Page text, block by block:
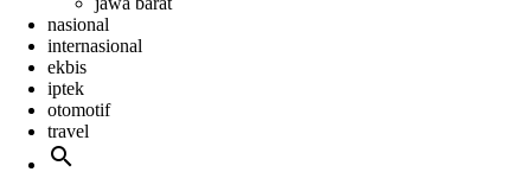
nasional
internasional
ekbis
iptek
otomotif
travel
search